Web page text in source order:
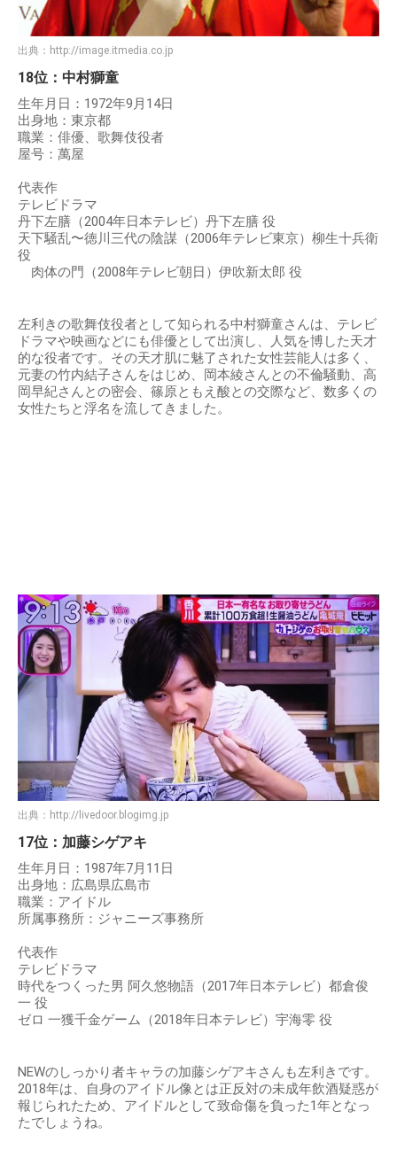
出典： http://image.itmedia.co.jp
18位：中村獅童
生年月日：1972年9月14日
出身地：東京都
職業：俳優、歌舞伎役者
屋号：萬屋
代表作
テレビドラマ
丹下左膳（2004年日本テレビ）丹下左膳 役
天下騒乱〜徳川三代の陰謀（2006年テレビ東京）柳生十兵衛
役
肉体の門（2008年テレビ朝日）伊吹新太郎 役
左利きの歌舞伎役者として知られる中村獅童さんは、テレビ
ドラマや映画などにも俳優として出演し、人気を博した天才
的な役者です。その天才肌に魅了された女性芸能人は多く、
元妻の竹内結子さんをはじめ、岡本綾さんとの不倫騒動、高
岡早紀さんとの密会、篠原ともえ酸との交際など、数多くの
女性たちと浮名を流してきました。
出典： http://livedoor.blogimg.jp
17位：加藤シゲアキ
生年月日：1987年7月11日
出身地：広島県広島市
職業：アイドル
所属事務所：ジャニーズ事務所
代表作
テレビドラマ
時代をつくった男 阿久悠物語（2017年日本テレビ）都倉俊
一 役
ゼロ 一獲千金ゲーム（2018年日本テレビ）宇海零 役
NEWのしっかり者キャラの加藤シゲアキさんも左利きです。
2018年は、自身のアイドル像とは正反対の未成年飲酒疑惑が
報じられたため、アイドルとして致命傷を負った1年となっ
たでしょうね。